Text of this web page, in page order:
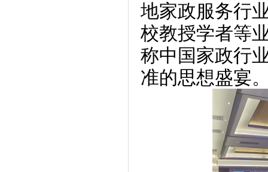
地家政服务行
校教授学者等
称中国家政行
准的思想盛宴